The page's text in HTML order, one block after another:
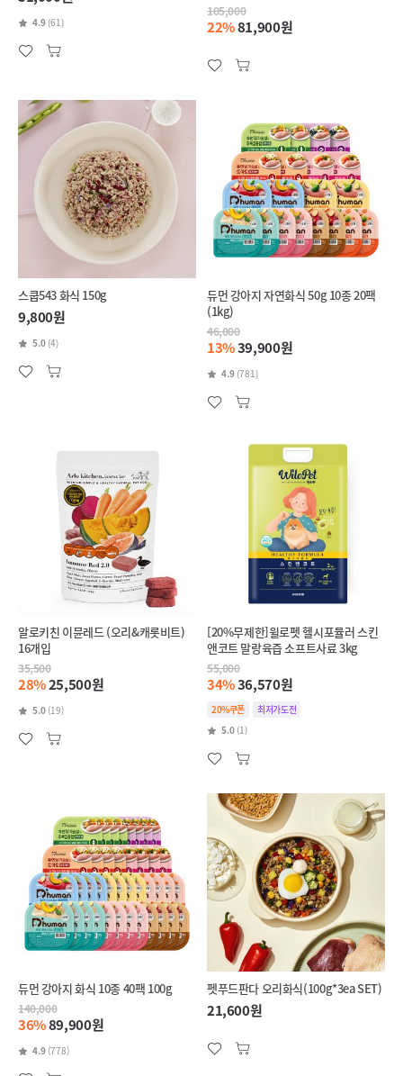
4.9 (61)
105,000
22%81,900원
스쿱543 화식 150g
9,800원
5.0 (4)
듀먼 강아지 자연화식 50g 10종 20팩
(1kg)
46,000
13%39,900원
4.9 (781)
알로키친 이뮨레드 (오리&캐롯비트)
16개입
35,500
28%25,500원
5.0 (19)
[20%무제한]윌로펫 헬시포뮬러 스킨
앤코트 말랑육즙 소프트사료 3kg
55,000
34%36,570원
20%쿠폰
최저가도전
5.0 (1)
듀먼 강아지 화식 10종 40팩 100g
140,000
36%89,900원
4.9 (778)
펫푸드판다 오리화식(100g*3ea SET)
21,600원